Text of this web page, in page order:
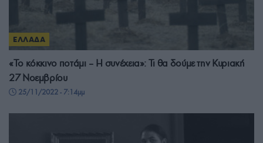
ΕΛΛΑΔΑ
«Το κόκκινο ποτάμι – Η συνέχεια»: Τι θα δούμε την Κυριακή
27 Νοεμβρίου
25/11/2022 - 7:14μμ